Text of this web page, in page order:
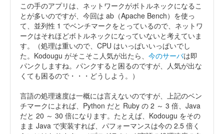
この手のアプリは、ネットワークがボトルネックになるこ
とが多いのですが、今回は ab（Apache Bench）を使っ
て、並列性 1 でベンチマークをとっているので、ネットワ
ークはそれほどボトルネックになっていないと考えていま
す。（処理は重いので、CPU はいっぱいいっぱいでし
た。Kodougu がそこそこ人気が出たら、 今のサーバは即
パンクしますね。パンクすると困るのですが、人気が出な
くても困るので・・・どうしよう。）
言語の処理速度は一概には言えないのですが、上記のベン
チマークによれば、Python だと Ruby の 2 ～ 3 倍、Java
だと 20 ～ 30 倍になります。たとえば、Kodougu をその
まま Java で実装すれば、パフォーマンスは今の 2.5 倍く